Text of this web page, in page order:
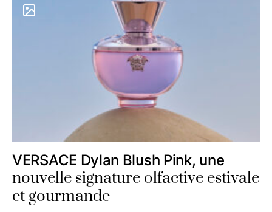
VERSACE Dylan Blush Pink, une
nouvelle signature olfactive estivale
et gourmande